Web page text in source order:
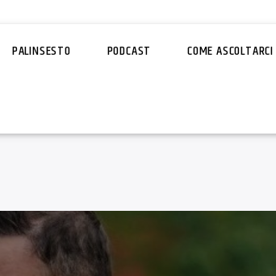
PALINSESTO PODCAST COME ASCOLTARCI